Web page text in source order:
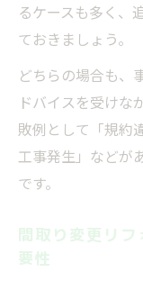
るケースも多く、
ておきましょう。
どちらの場合も、
ドバイスを受けな
敗例として「規約
工事発生」などが
です。
間取り変更リ
要性